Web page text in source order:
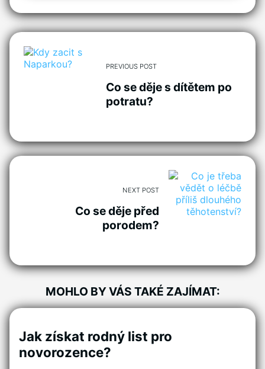
PREVIOUS POST
Co se děje s dítětem po
potratu?
NEXT POST
Co se děje před
porodem?
MOHLO BY VÁS TAKÉ ZAJÍMAT:
Jak získat rodný list pro
novorozence?